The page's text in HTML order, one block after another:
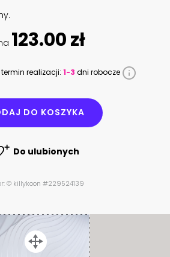
123.00 zł
realizacji: 1-3 dni robocze
DO KOSZYKA
Do ulubionych
© killykoon #229524139